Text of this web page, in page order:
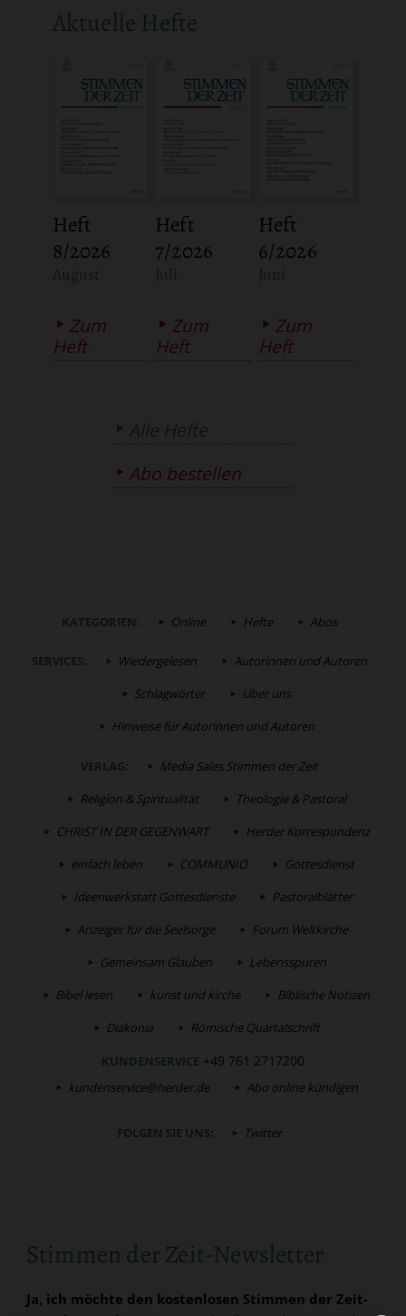
Aktuelle Hefte
Heft
8/2026
Zum
Heft
Heft
7/2026
Zum
Heft
Heft
6/2026
Zum
Heft
Alle Hefte
Abo bestellen
KATEGORIEN: Online Hefte Abos
SERVICES: Wiedergelesen
Autorinnen und Autoren
Schlagwörter
Über uns
Hinweise für Autorinnen und Autoren
VERLAG:
Media Sales Stimmen der Zeit
Religion & Spiritualität
Theologie & Pastoral
CHRIST IN DER GEGENWART
Herder Korrespondenz
einfach leben
COMMUNIO
Gottesdienst
Ideenwerkstatt Gottesdienste
Pastoralblätter
Anzeiger für die Seelsorge
Forum Weltkirche
Gemeinsam Glauben
Lebensspuren
Bibel lesen
kunst und kirche
Biblische Notizen
Diakonia
Römische Quartalschrift
KUNDENSERVICE +49 761 2717200
kundenservice@herder.de Abo online kündigen
FOLGEN SIE UNS: Twitter
Stimmen der Zeit-Newsletter
Ja, ich möchte den kostenlosen Stimmen der Zeit-